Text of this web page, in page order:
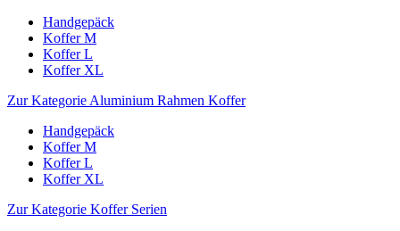
Handgepäck
Koffer M
Koffer L
Koffer XL
Zur Kategorie Aluminium Rahmen Koffer
Handgepäck
Koffer M
Koffer L
Koffer XL
Zur Kategorie Koffer Serien